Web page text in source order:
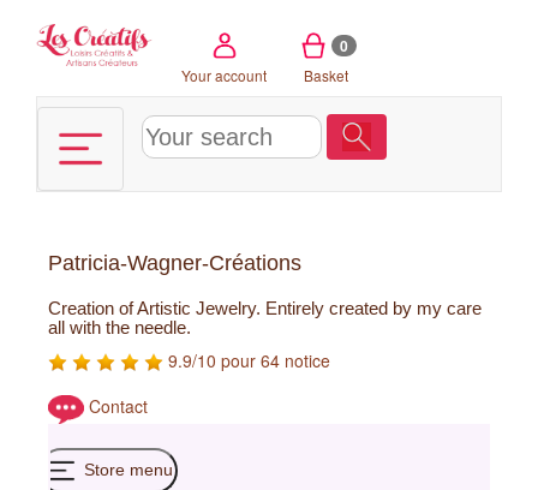
Your account
0
Basket
Patricia-Wagner-Créations
Creation of Artistic Jewelry. Entirely created by my care
all with the needle.
9.9/10 pour 64 notice
Contact
Store menu